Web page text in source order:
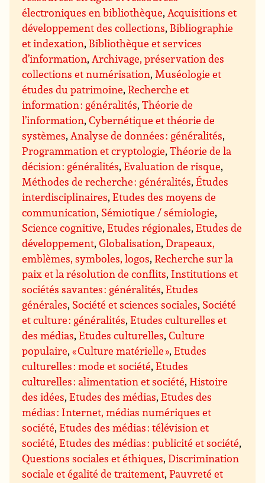
électroniques en bibliothèque,Acquisitions et
développement des collections, Bibliographie
et indexation, Bibliothèque et services
d’information,Archivage, préservation des
collections et numérisation,Muséologie et
études du patrimoine,Recherche et
information : généralités,Théorie de
l’information,Cybernétique et théorie de
systèmes,Analyse de données : généralités,
Programmation et cryptologie,Théorie de la
décision : généralités,Evaluation de risque,
Méthodes de recherche : généralités,Études
interdisciplinaires,Etudes des moyens de
communication, Sémiotique / sémiologie,
Science cognitive,Etudes régionales,Etudes de
développement,Globalisation,Drapeaux,
emblèmes, symboles, logos,Recherche sur la
paix et la résolution de conflits, Institutions et
sociétés savantes : généralités,Etudes
générales, Société et sciences sociales, Société
et culture : généralités,Etudes culturelles et
des médias,Etudes culturelles,Culture
populaire,« Culture matérielle »,Etudes
culturelles : mode et société,Etudes
culturelles : alimentation et société,Histoire
des idées,Etudes des médias,Etudes des
médias : Internet, médias numériques et
société,Etudes des médias : télévision et
société,Etudes des médias : publicité et société,
Questions sociales et éthiques,Discrimination
sociale et égalité de traitement,Pauvreté et